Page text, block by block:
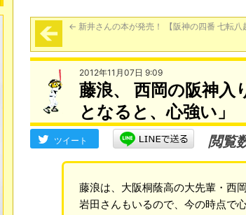
← 新井さんの本が発売！ 【阪神の四番 七転八
2012年11月07日 9:09
藤浪、 西岡の阪神入
となると、心強い」
ツイート 閲覧
藤浪は、大阪桐蔭高の大先輩・西
岩田さんもいるので、今の時点で